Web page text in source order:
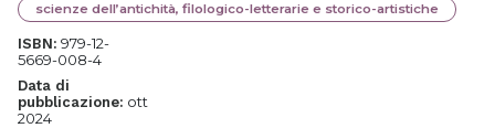
scienze dell’antichità, filologico-letterarie e storico-artistiche
ISBN: 979-12-
5669-008-4
Data di
pubblicazione: ott
2024